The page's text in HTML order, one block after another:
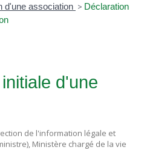
d'une association > Déclaration
d'une
de l'information légale et
Ministère chargé de la vie